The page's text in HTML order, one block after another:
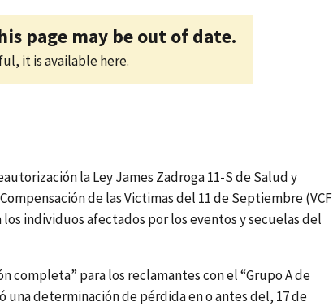
page may be out of date.
it is available here.
la Ley James Zadroga 11-S de Salud y
de las Victimas del 11 de Septiembre (VCF
individuos afectados por los eventos y secuelas del
completa” para los reclamantes con el “Grupo A de
una determinación de pérdida en o antes del, 17 de